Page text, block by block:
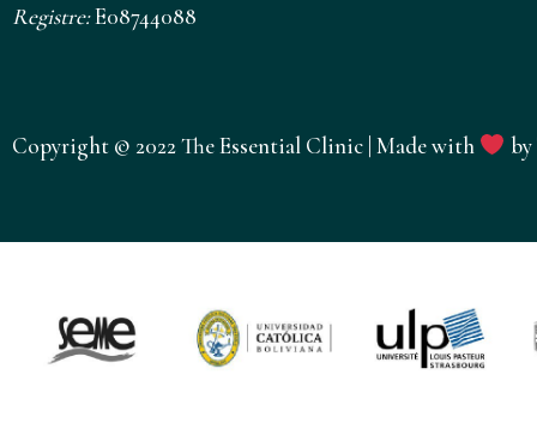
Registre:E08744088
Copyright © 2022 The Essential Clinic | Made with by